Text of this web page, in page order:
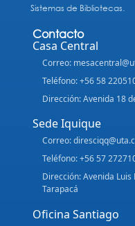
Sistemas de Bibliotecas.
Contacto
Casa Central
Correo:
Teléfono: +56 58
Dirección: Avenida 18
Sede Iquique
Correo:
Teléfono: +56 57
Dirección: Avenida
Tarapacá
Oficina Santiago